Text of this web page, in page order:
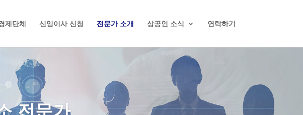
제단체 신임이사 신청 전문가 소개 상공인 소식 연락하기